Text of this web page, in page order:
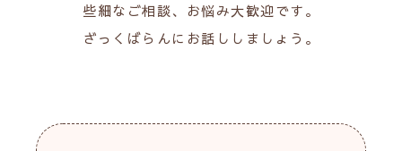
些細なご相談、お悩み大歓迎です。
ざっくばらんにお話ししましょう。